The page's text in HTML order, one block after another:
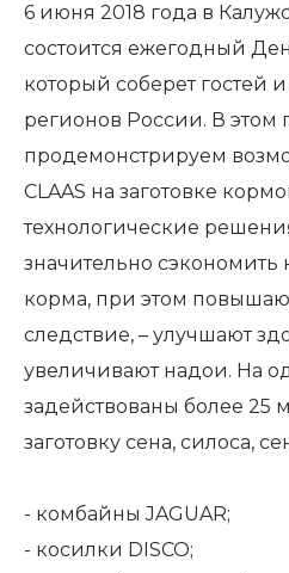
6 июня 2018 года в
состоится ежегодный
который соберет гостей
регионов России. В этом
продемонстрируем
CLAAS на заготовке
технологические
значительно сэкономить
корма, при этом
следствие, – улучшают
увеличивают надои. На
задействованы более 25
заготовку сена, силоса,
- комбайны JAGUAR;
- косилки DISCO;